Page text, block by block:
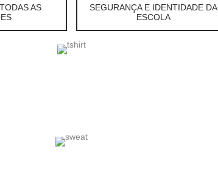
AS
SEGURANÇA E IDENTIDADE DA
ESCOLA